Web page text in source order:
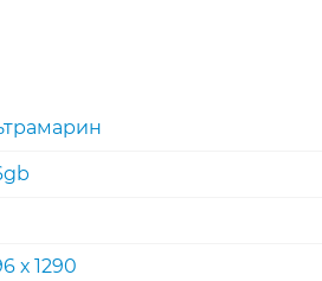
х 1290